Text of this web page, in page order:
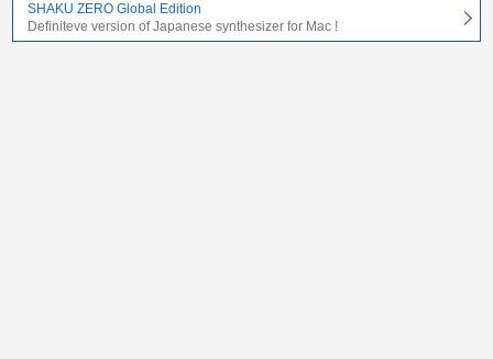
SHAKU ZERO Global Edition
Definiteve version of Japanese synthesizer for Mac !